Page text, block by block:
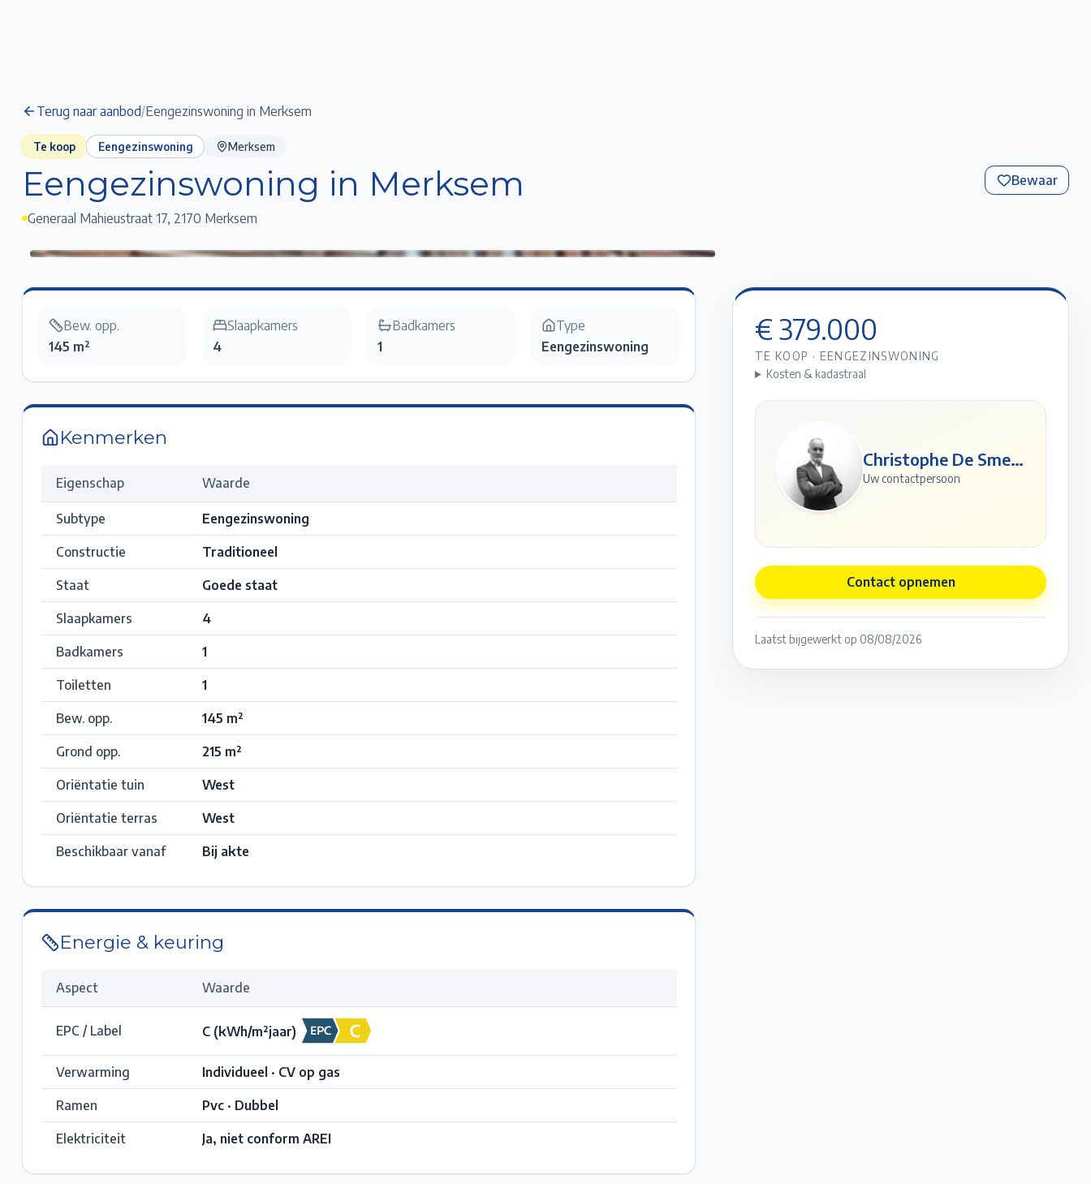
Terug naar aanbod/Eengezinswoning in Merksem
Te koop Eengezinswoning Merksem
Eengezinswoning in Merksem Bewaar
Generaal Mahieustraat 17, 2170 Merksem
Bew. opp.
145 m²
Slaapkamers
4
Badkamers
1
Type
Eengezinswoning
Kenmerken
Eigenschap Waarde
Subtype Eengezinswoning
Constructie Traditioneel
Staat Goede staat
Slaapkamers 4
Badkamers 1
Toiletten 1
Bew. opp. 145 m²
Grond opp. 215 m²
Oriëntatie tuin West
Oriëntatie terras West
Beschikbaar vanaf Bij akte
Energie & keuring
Aspect Waarde
EPC / Label C(kWh/m²jaar)
Verwarming Individueel · CV op gas
Ramen Pvc · Dubbel
Elektriciteit Ja, niet conform AREI
€ 379.000
TE KOOP · EENGEZINSWONING
Kosten & kadastraal
Christophe De Smedt
Uw contactpersoon
Contact opnemen
Laatst bijgewerkt op 08/08/2026